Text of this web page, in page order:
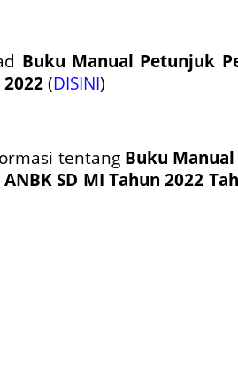
Buku Manual Petunjuk
2022 (DISINI)
tentang Buku
SD MI Tahun 2022